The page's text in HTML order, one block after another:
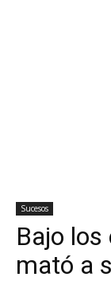
Sucesos
Bajo
mató a